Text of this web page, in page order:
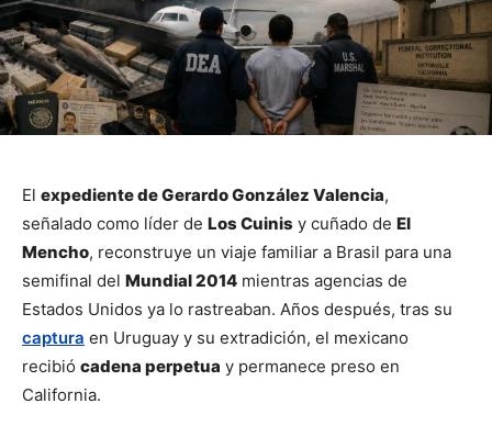
El expediente de Gerardo González Valencia,
señalado como líder de Los Cuinis y cuñado de El
Mencho, reconstruye un viaje familiar a Brasil para una
semifinal del Mundial 2014 mientras agencias de
captura en Uruguay y su extradición, el mexicano
recibió cadena perpetua y permanece preso en
California.